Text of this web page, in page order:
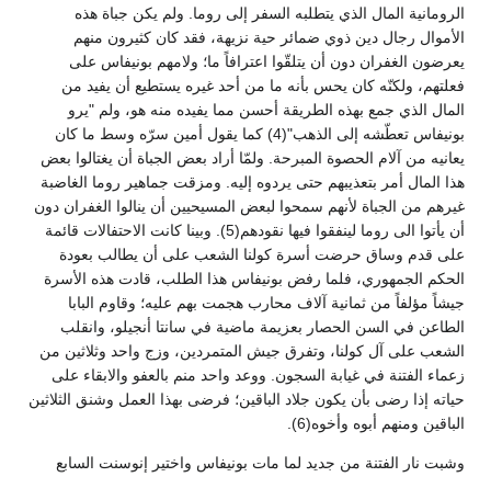
الرومانية المال الذي يتطلبه السفر إلى روما. ولم يكن جباة هذه
الأموال رجال دين ذوي ضمائر حية نزيهة، فقد كان كثيرون منهم
يعرضون الغفران دون أن يتلقّوا اعترافاً ما؛ ولامهم بونيفاس على
فعلتهم، ولكنّه كان يحس بأنه ما من أحد غيره يستطيع أن يفيد من
المال الذي جمع بهذه الطريقة أحسن مما يفيده منه هو، ولم "يرو
بونيفاس تعطّشه إلى الذهب"(4) كما يقول أمين سرّه وسط ما كان
يعانيه من آلام الحصوة المبرحة. ولمّا أراد بعض الجباة أن يغتالوا بعض
هذا المال أمر بتعذيبهم حتى يردوه إليه. ومزقت جماهير روما الغاضبة
غيرهم من الجباة لأنهم سمحوا لبعض المسيحيين أن ينالوا الغفران دون
أن يأتوا الى روما لينفقوا فيها نقودهم(5). وبينا كانت الاحتفالات قائمة
على قدم وساق حرضت أسرة كولنا الشعب على أن يطالب بعودة
الحكم الجمهوري، فلما رفض بونيفاس هذا الطلب، قادت هذه الأسرة
جيشاً مؤلفاً من ثمانية آلاف محارب هجمت بهم عليه؛ وقاوم البابا
الطاعن في السن الحصار بعزيمة ماضية في سانتا أنجيلو، وانقلب
الشعب على آل كولنا، وتفرق جيش المتمردين، وزج واحد وثلاثين من
زعماء الفتنة في غيابة السجون. ووعد واحد منم بالعفو والابقاء على
حياته إذا رضى بأن يكون جلاد الباقين؛ فرضى بهذا العمل وشنق الثلاثين
الباقين ومنهم أبوه وأخوه(6).
وشبت نار الفتنة من جديد لما مات بونيفاس واختير إنوسنت السابع